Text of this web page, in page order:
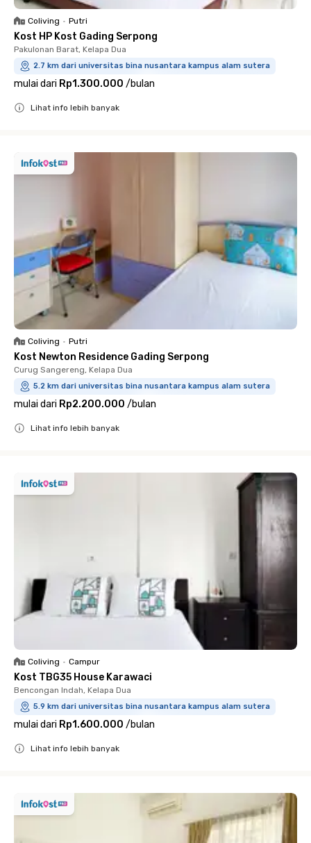
Coliving • Putri
Kost HP Kost Gading Serpong
Pakulonan Barat, Kelapa Dua
2.7 km dari universitas bina nusantara kampus alam sutera
mulai dari Rp1.300.000 /bulan
Lihat info lebih banyak
Coliving • Putri
Kost Newton Residence Gading Serpong
Curug Sangereng, Kelapa Dua
5.2 km dari universitas bina nusantara kampus alam sutera
mulai dari Rp2.200.000 /bulan
Lihat info lebih banyak
Coliving • Campur
Kost TBG35 House Karawaci
Bencongan Indah, Kelapa Dua
5.9 km dari universitas bina nusantara kampus alam sutera
mulai dari Rp1.600.000 /bulan
Lihat info lebih banyak